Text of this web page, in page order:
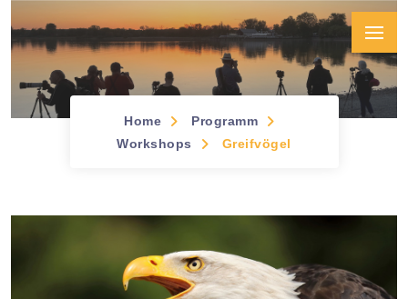
Workshops &
Home
Programm
Workshops
Greifvögel